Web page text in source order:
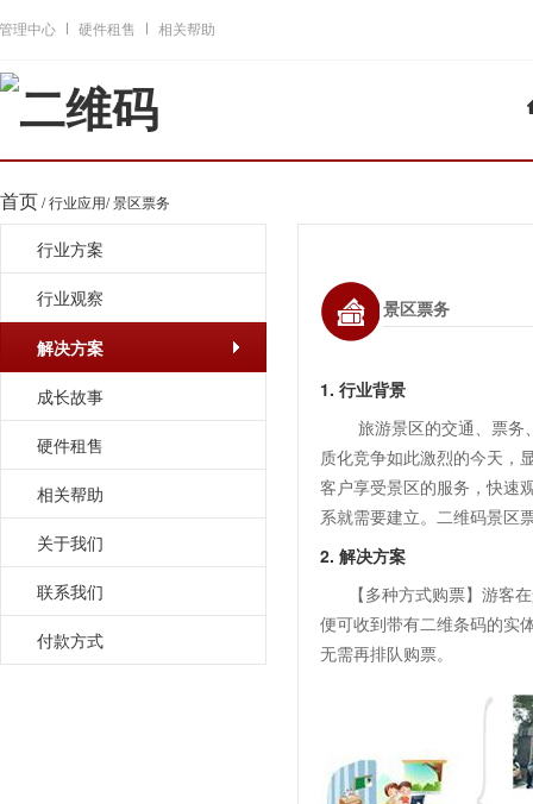
管理中心 硬件租售 相关帮助
首页/行业应用/景区票务
行业方案
行业观察
解决方案
成长故事
硬件租售
相关帮助
关于我们
联系我们
付款方式
景区票务
1. 行业背景
旅游景区的交通、票务
质化竞争如此激烈的今天，
客户享受景区的服务，快速
系就需要建立。二维码景区
2. 解决方案
【多种方式购票】游客
便可收到带有二维条码的实
无需再排队购票。